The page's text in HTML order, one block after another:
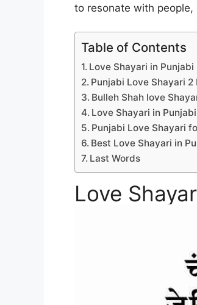
to resonate with people,
Table of Contents
Love Shayari in Punjabi
Punjabi Love Shayari 2
Bulleh Shah love
Love Shayari in
Punjabi Love Shayari
Best Love Shayari in
Last Words
Love